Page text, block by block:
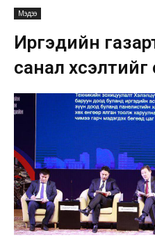
Мэдээ
Иргэдийн
санал